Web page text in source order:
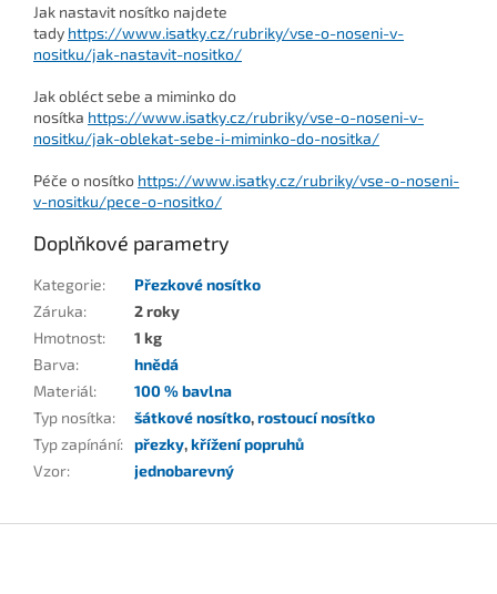
Jak nastavit nosítko najdete
tady https://www.isatky.cz/rubriky/vse-o-noseni-v-
nositku/jak-nastavit-nositko/
Jak obléct sebe a miminko do
nosítka https://www.isatky.cz/rubriky/vse-o-noseni-v-
nositku/jak-oblekat-sebe-i-miminko-do-nositka/
Péče o nosítko https://www.isatky.cz/rubriky/vse-o-noseni-
v-nositku/pece-o-nositko/
Doplňkové parametry
Kategorie:
Přezkové nosítko
Záruka:
2 roky
Hmotnost:
1 kg
Barva:
hnědá
Materiál:
100 % bavlna
Typ nosítka: šátkové nosítko,rostoucí nosítko
Typ zapínání: přezky,křížení popruhů
Vzor: jednobarevný